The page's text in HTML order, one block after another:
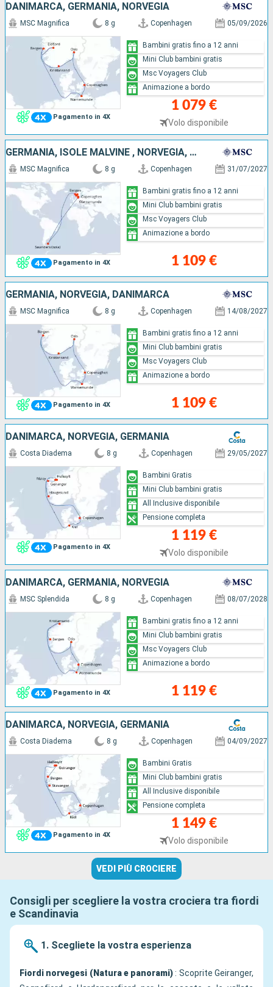
DANIMARCA, GERMANIA, NORVEGIA
Pagamento in 4X
MSC Magnifica 8 g Copenhagen 05/09/2026
1 079 €
Volo disponibile
Bambini gratis fino a 12 anni
Mini Club bambini gratis
Msc Voyagers Club
Animazione a bordo
GERMANIA, ISOLE MALVINE , NORVEGIA, DANIMARCA
Pagamento in 4X
MSC Magnifica 8 g Copenhagen 31/07/2027
1 109 €
Bambini gratis fino a 12 anni
Mini Club bambini gratis
Msc Voyagers Club
Animazione a bordo
GERMANIA, NORVEGIA, DANIMARCA
Pagamento in 4X
MSC Magnifica 8 g Copenhagen 14/08/2027
1 109 €
Bambini gratis fino a 12 anni
Mini Club bambini gratis
Msc Voyagers Club
Animazione a bordo
DANIMARCA, NORVEGIA, GERMANIA
Pagamento in 4X
Costa Diadema 8 g Copenhagen 29/05/2027
1 119 €
Volo disponibile
Bambini Gratis
Mini Club bambini gratis
All Inclusive disponibile
Pensione completa
DANIMARCA, GERMANIA, NORVEGIA
Pagamento in 4X
MSC Splendida 8 g Copenhagen 08/07/2028
1 119 €
Bambini gratis fino a 12 anni
Mini Club bambini gratis
Msc Voyagers Club
Animazione a bordo
DANIMARCA, NORVEGIA, GERMANIA
Pagamento in 4X
Costa Diadema 8 g Copenhagen 04/09/2027
1 149 €
Volo disponibile
Bambini Gratis
Mini Club bambini gratis
All Inclusive disponibile
Pensione completa
VEDI PIÙ CROCIERE
Consigli per scegliere la vostra crociera tra fiordi
e Scandinavia
1. Scegliete la vostra esperienza
Fiordi norvegesi (Natura e panorami): Scoprite Geiranger,